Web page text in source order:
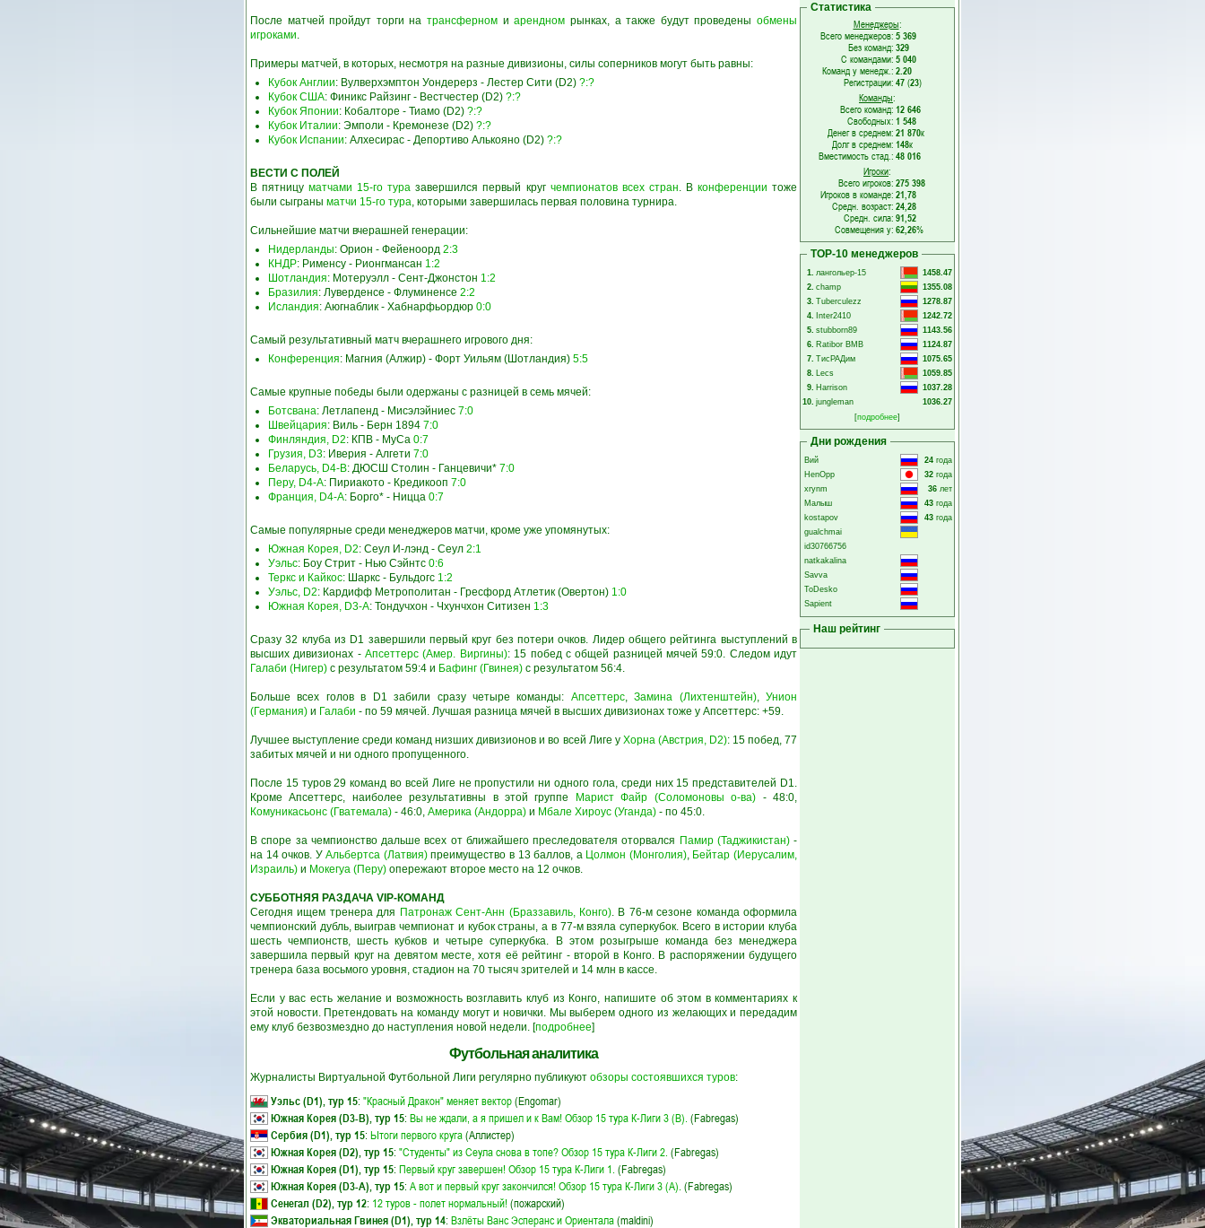
После матчей пройдут торги натрансферном иарендном рынках, а также будут проведеныобмены
игроками.
Примеры матчей, в которых, несмотря на разные дивизионы, силы соперников могут быть равны:
Кубок Англии: Вулверхэмптон Уондерерз - Лестер Сити (D2) ?:?
Кубок США: Финикс Райзинг - Вестчестер (D2) ?:?
Кубок Японии: Кобалторе - Тиамо (D2) ?:?
Кубок Италии: Эмполи - Кремонезе (D2) ?:?
Кубок Испании: Алхесирас - Депортиво Алькояно (D2) ?:?
ВЕСТИ С ПОЛЕЙ
В пятницуматчами 15-го тура завершился первый круг чемпионатов всех стран. В конференции тоже
были сыграны матчи 15-го тура, которыми завершилась первая половина турнира.
Сильнейшие матчи вчерашней генерации:
Нидерланды: Орион - Фейеноорд 2:3
КНДР: Рименсу - Рионгмансан 1:2
Шотландия: Мотеруэлл - Сент-Джонстон 1:2
Бразилия: Луверденсе - Флуминенсе 2:2
Исландия: Аюгнаблик - Хабнарфьордюр 0:0
Самый результативный матч вчерашнего игрового дня:
Конференция: Магния (Алжир) - Форт Уильям (Шотландия) 5:5
Самые крупные победы были одержаны с разницей в семь мячей:
Ботсвана: Летлапенд - Мисэлэйниес 7:0
Швейцария: Виль - Берн 1894 7:0
Финляндия, D2: КПВ - МуСа 0:7
Грузия, D3: Иверия - Алгети 7:0
Беларусь, D4-B: ДЮСШ Столин - Ганцевичи* 7:0
Перу, D4-A: Пириакото - Кредикооп 7:0
Франция, D4-A: Борго* - Ницца 0:7
Самые популярные среди менеджеров матчи, кроме уже упомянутых:
Южная Корея, D2: Сеул И-лэнд - Сеул 2:1
Уэльс: Боу Стрит - Нью Сэйнтс 0:6
Теркс и Кайкос: Шаркс - Бульдогс 1:2
Уэльс, D2: Кардифф Метрополитан - Гресфорд Атлетик (Овертон) 1:0
Южная Корея, D3-A: Тондучхон - Чхунчхон Ситизен 1:3
Сразу 32 клуба из D1 завершили первый круг без потери очков. Лидер общего рейтинга выступлений в
высших дивизионах -Апсеттерс (Амер. Виргины): 15 побед с общей разницей мячей 59:0. Следом идут
Галаби (Нигер) с результатом 59:4 и Бафинг (Гвинея) с результатом 56:4.
Больше всех голов в D1 забили сразу четыре команды: Апсеттерс,Замина (Лихтенштейн),Унион
(Германия) и Галаби - по 59 мячей. Лучшая разница мячей в высших дивизионах тоже у Апсеттерс: +59.
Лучшее выступление среди команд низших дивизионов и во всей Лиге у Хорна (Австрия, D2): 15 побед, 77
забитых мячей и ни одного пропущенного.
После 15 туров 29 команд во всей Лиге не пропустили ни одного гола, среди них 15 представителей D1.
Кроме Апсеттерс, наиболее результативны в этой группе
Марист Файр (Соломоновы о-ва) - 48:0,
Комуникасьонс (Гватемала) - 46:0, Америка (Андорра) и Мбале Хироус (Уганда) - по 45:0.
В споре за чемпионство дальше всех от ближайшего преследователя оторвался Памир (Таджикистан)-
на 14 очков. УАльбертса (Латвия)преимущество в 13 баллов, а Цолмон (Монголия), Бейтар (Иерусалим,
Израиль) и Мокегуа (Перу) опережают второе место на 12 очков.
СУББОТНЯЯ РАЗДАЧА VIP-КОМАНД
Сегодня ищем тренера для Патронаж Сент-Анн (Браззавиль, Конго). В 76-м сезоне команда оформила
чемпионский дубль, выиграв чемпионат и кубок страны, а в 77-м взяла суперкубок. Всего в истории клуба
шесть чемпионств, шесть кубков и четыре суперкубка. В этом розыгрыше команда без менеджера
завершила первый круг на девятом месте, хотя её рейтинг - второй в Конго. В распоряжении будущего
тренера база восьмого уровня, стадион на 70 тысяч зрителей и 14 млн в кассе.
Если у вас есть желание и возможность возглавить клуб из Конго, напишите об этом в комментариях к
этой новости. Претендовать на команду могут и новички. Мы выберем одного из желающих и передадим
ему клуб безвозмездно до наступления новой недели. [подробнее]
Футбольная аналитика
Журналисты Виртуальной Футбольной Лиги регулярно публикуют обзоры состоявшихся туров:
Уэльс (D1), тур 15: "Красный Дракон" меняет вектор(Engomar)
Южная Корея (D3-B), тур 15: Вы не ждали, а я пришел и к Вам! Обзор 15 тура К-Лиги 3 (В). (Fabregas)
Сербия (D1), тур 15: Ытоги первого круга(Аллистер)
Южная Корея (D2), тур 15: "Студенты" из Сеула снова в топе? Обзор 15 тура К-Лиги 2. (Fabregas)
Южная Корея (D1), тур 15: Первый круг завершен! Обзор 15 тура К-Лиги 1. (Fabregas)
Южная Корея (D3-A), тур 15: А вот и первый круг закончился! Обзор 15 тура К-Лиги 3 (А). (Fabregas)
Сенегал (D2), тур 12: 12 туров - полет нормальный!(пожарский)
Экваториальная Гвинея (D1), тур 14: Взлёты Ванс Эсперанс и Ориентала(maldini)
Статистика
Менеджеры:
Всего менеджеров:5 369
Без команд:329
С командами:5 040
Команд у менедж.:2.20
Регистрации:47(23)
Команды:
Всего команд:12 646
Свободных:1 548
Денег в среднем:21 870к
Долг в среднем:148к
Вместимость стад.:48 016
Игроки:
Всего игроков:275 398
Игроков в команде:21,78
Средн. возраст:24,28
Средн. сила:91,52
Совмещения у:62,26%
TOP-10 менеджеров
1. лангольер-15
1458.47
2. champ
1355.08
3. Tuberculezz
1278.87
4. Inter2410
1242.72
5. stubborn89
1143.56
6. Ratibor BMB
1124.87
7. ТисРАДим
1075.65
8. Lecs
1059.85
9. Harrison
1037.28
10. jungleman
1036.27
[подробнее]
Дни рождения
Вий 24 года
HenOpp
32 года
xrynm
36 лет
Малыш
43 года
kostapov
43 года
gualchmai
id30766756
natkakalina
Savva
ToDesko
Sapient
Наш рейтинг